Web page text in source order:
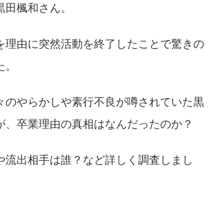
楓和さん。
理由に突然活動を終了したことで驚きの
のやらかしや素行不良が噂されていた黒
、卒業理由の真相はなんだったのか？
流出相手は誰？など詳しく調査しまし